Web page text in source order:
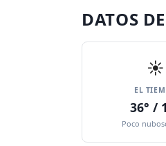
DATOS
☀️
EL
36° /
Poco